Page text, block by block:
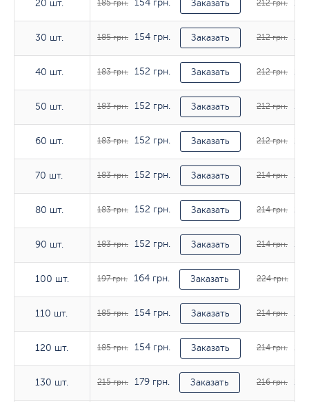
20 шт.
30 шт.
40 шт.
50 шт.
60 шт.
70 шт.
80 шт.
90 шт.
100 шт.
110 шт.
120 шт.
130 шт.
20 шт. 185 грн. 154 грн. Заказать 212 грн.
30 шт. 185 грн. 154 грн. Заказать 212 грн.
40 шт. 183 грн. 152 грн. Заказать 212 грн.
50 шт. 183 грн. 152 грн. Заказать 212 грн.
60 шт. 183 грн. 152 грн. Заказать 212 грн.
70 шт. 183 грн. 152 грн. Заказать 214 грн.
80 шт. 183 грн. 152 грн. Заказать 214 грн.
90 шт. 183 грн. 152 грн. Заказать 214 грн.
100 шт. 197 грн. 164 грн. Заказать 224 грн.
110 шт. 185 грн. 154 грн. Заказать 214 грн.
120 шт. 185 грн. 154 грн. Заказать 214 грн.
130 шт. 215 грн. 179 грн. Заказать 216 грн.